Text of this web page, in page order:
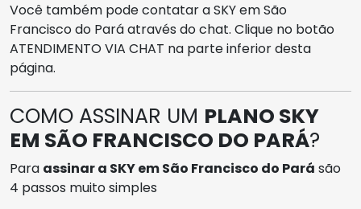
Você também pode contatar a SKY em São
Francisco do Pará através do chat. Clique no botão
ATENDIMENTO VIA CHAT na parte inferior desta
página.
COMO ASSINAR UM PLANO SKY
EM SÃO FRANCISCO DO PARÁ?
Para assinar a SKY em São Francisco do Pará são
4 passos muito simples